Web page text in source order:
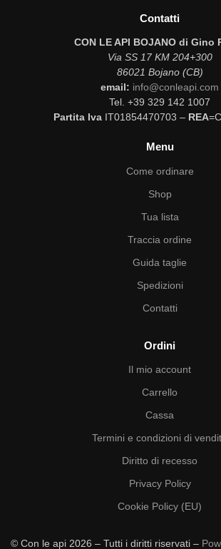
Contatti
CON LE API BOJANO di Gino
Via SS 17 KM 204+300
86021 Bojano (CB)
email: info@conleapi.com
Tel. +39 329 142 1007
Partita Iva IT01854470703 – REA
Menu
Come ordinare
Shop
Tua lista
Traccia ordine
Guida taglie
Spedizioni
Contatti
Ordini
Il mio account
Carrello
Cassa
Termini e condizioni di
Diritto di recesso
Privacy Policy
Cookie Policy (EU)
© Con le api 2026 – Tutti i diritti riservati –